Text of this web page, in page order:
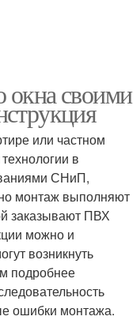
окна своими
или частном
в
СНиП,
монтаж выполняют
заказывают ПВХ
можно и
возникнуть
подробнее
ошибки монтажа.